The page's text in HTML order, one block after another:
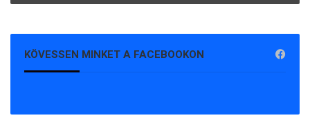
KÖVESSEN MINKET A FACEBOOKON